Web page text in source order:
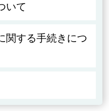
いて
関する手続きにつ